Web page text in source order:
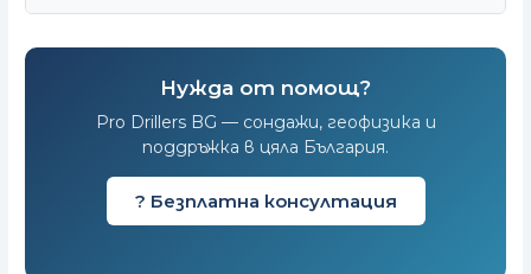
Нужда от помощ?
Pro Drillers BG — сондажи, геофизика и
поддръжка в цяла България.
? Безплатна консултация